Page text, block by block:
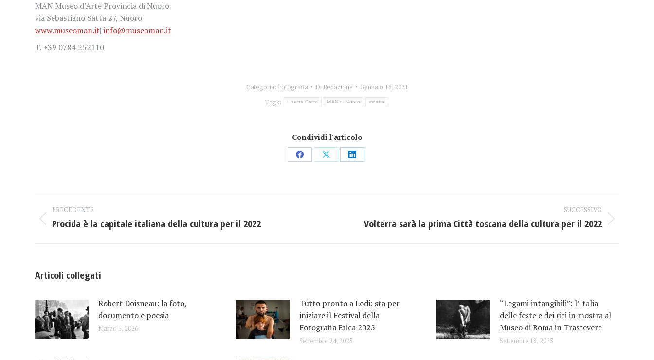
MAN Museo d’Arte Provincia di Nuoro
via Sebastiano Satta 27, Nuoro
www.museoman.it| info@museoman.it
T. +39 0784 252110
Categoria: Fotografia Di Redazione
Gennaio 18, 2021
Tags:
Lisetta Carmi MAN di Nuoro mostra
Condividi l'articolo
CondividiCondividiCondividi
Naviga
tra
post
PRECEDENTE
Post
Procida è la capitale italiana della cultura per il 2022
SUCCESSIVO
ProssimoVolterra sarà la prima Città toscana della cultura per il 2022
Articoli collegati
Robert Doisneau: la foto,
documento e poesia
Marzo 5, 2026
Tutto pronto a Lodi: sta per
iniziare il Festival della
Fotografia Etica 2025
Settembre 24, 2025
“Legami intangibili”: l’Italia
delle feste e dei riti in mostra al
Museo di Roma in Trastevere
Settembre 18, 2025